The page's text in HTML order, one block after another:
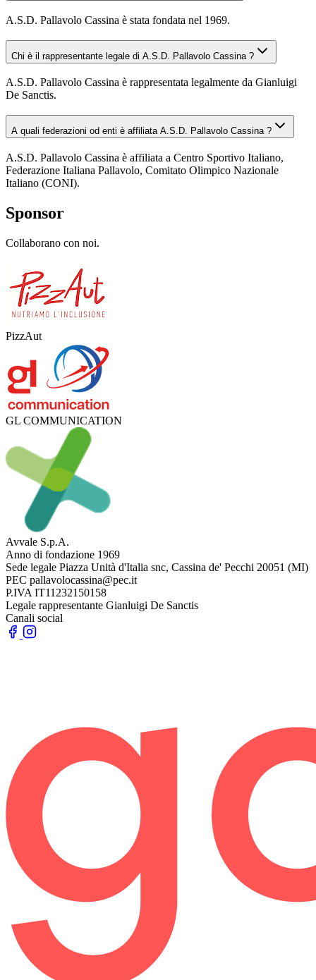
A.S.D. Pallavolo Cassina è stata fondata nel 1969.
Chi è il rappresentante legale di A.S.D. Pallavolo Cassina ?
A.S.D. Pallavolo Cassina è rappresentata legalmente da Gianluigi
De Sanctis.
A quali federazioni od enti è affiliata A.S.D. Pallavolo Cassina ?
A.S.D. Pallavolo Cassina è affiliata a Centro Sportivo Italiano,
Federazione Italiana Pallavolo, Comitato Olimpico Nazionale
Italiano (CONI).
Sponsor
Collaborano con noi.
PizzAut
GL COMMUNICATION
Avvale S.p.A.
Anno di fondazione 1969
Sede legale Piazza Unità d'Italia snc, Cassina de' Pecchi 20051 (MI)
PEC pallavolocassina@pec.it
P.IVA IT11232150158
Legale rappresentante Gianluigi De Sanctis
Canali social